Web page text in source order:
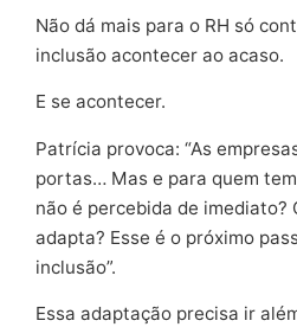
Não dá mais para o RH só
inclusão acontecer ao acaso.
E se acontecer.
Patrícia provoca: “As
portas… Mas e para quem
não é percebida de imediato?
adapta? Esse é o próximo
inclusão”.
Essa adaptação precisa ir